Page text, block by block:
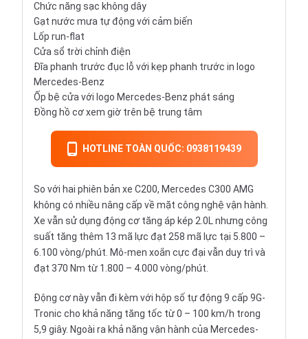
Chức năng sạc không dây
Gạt nước mưa tự động với cảm biến
Lốp run-flat
Cửa sổ trời chỉnh điện
Đĩa phanh trước đục lỗ với kẹp phanh trước in logo
Mercedes-Benz
Ốp bệ cửa với logo Mercedes-Benz phát sáng
Đồng hồ cơ xem giờ trên bệ trung tâm
HOTLINE TOÀN QUỐC: 0938119439
So với hai phiên bản xe C200, Mercedes C300 AMG
không có nhiều nâng cấp về mặt công nghệ vận hành.
Xe vẫn sử dụng động cơ tăng áp kép 2.0L nhưng công
suất tăng thêm 13 mã lực đạt 258 mã lực tại 5.800 –
6.100 vòng/phút. Mô-men xoắn cực đại vẫn duy trì và
đạt 370 Nm từ 1.800 – 4.000 vòng/phút.
Động cơ này vẫn đi kèm với hộp số tự động 9 cấp 9G-
Tronic cho khả năng tăng tốc từ 0 – 100 km/h trong
5,9 giây. Ngoài ra khả năng vận hành của Mercedes-